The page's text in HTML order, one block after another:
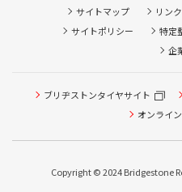
サイトマップ リンク
サイトポリシー
特定
企
ブリヂストンタイヤサイト
オンライ
Copyright © 2024 Bridgestone
タイヤ点検・安全点検/タ